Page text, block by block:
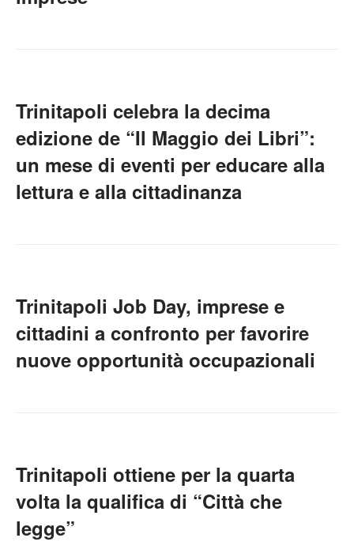
Trinitapoli celebra la decima
edizione de “Il Maggio dei Libri”:
un mese di eventi per educare alla
lettura e alla cittadinanza
Trinitapoli Job Day, imprese e
cittadini a confronto per favorire
nuove opportunità occupazionali
Trinitapoli ottiene per la quarta
volta la qualifica di “Città che
legge”